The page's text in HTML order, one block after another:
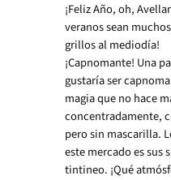
¡Feliz Año, oh,
veranos sean
grillos al mediodía!
¡Capnomante! Una
gustaría ser
magia que no hace
concentradamente,
pero sin mascarilla.
este mercado es
tintineo. ¡Qué